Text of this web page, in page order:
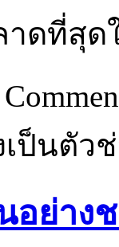
ดที่สุด
ป็นตัว
อย่าง